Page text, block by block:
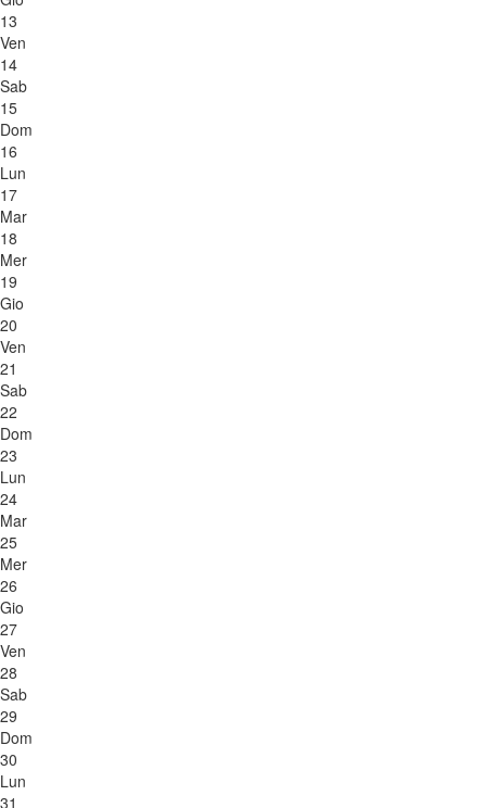
13
Ven
14
Sab
15
Dom
16
Lun
17
Mar
18
Mer
19
Gio
20
Ven
21
Sab
22
Dom
23
Lun
24
Mar
25
Mer
26
Gio
27
Ven
28
Sab
29
Dom
30
Lun
31